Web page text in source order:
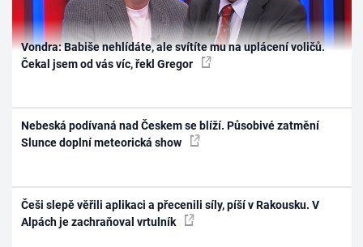
Vondra: Babiše nehlídáte, ale svítíte mu na uplácení voličů.
Čekal jsem od vás víc, řekl Gregor
Nebeská podívaná nad Českem se blíží. Působivé zatmění
Slunce doplní meteorická show
Češi slepě věřili aplikaci a přecenili síly, píší v Rakousku. V
Alpách je zachraňoval vrtulník